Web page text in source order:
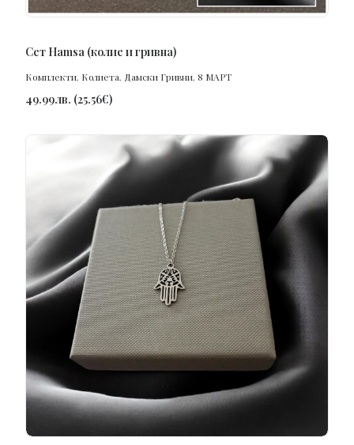
ПОРЪЧАЙ
Сет Hamsa (колие и гривна)
Комплекти, Колиета, Дамски Гривни, 8 МАРТ
49.99лв. (25.56€)